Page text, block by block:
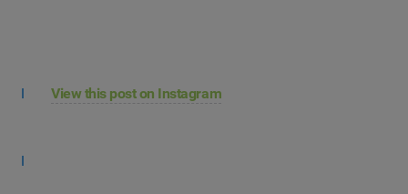
View this post on Instagram